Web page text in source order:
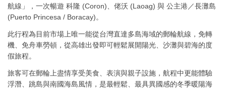
航線」，一次暢遊 科隆 (Coron)、佬沃 (Laoag) 與 公主港／長灘島
(Puerto Princesa / Boracay)。
此行程為目前市場上唯一能從台灣直達多島海域的郵輪航線，免轉
機、免舟車勞頓，從高雄出發即可輕鬆展開陽光、沙灘與碧海的度
假旅程。
旅客可在郵輪上盡情享受美食、表演與親子設施，航程中更能體驗
浮潛、跳島與南國海島風情，是最輕鬆、最具異國感的冬季暖陽海